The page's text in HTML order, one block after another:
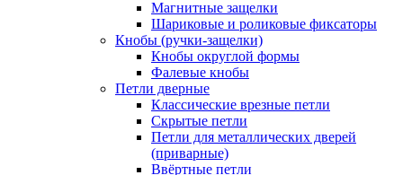
Магнитные защелки
Шариковые и роликовые фиксаторы
Кнобы (ручки-защелки)
Кнобы округлой формы
Фалевые кнобы
Петли дверные
Классические врезные петли
Скрытые петли
Петли для металлических дверей
(приварные)
Ввёртные петли